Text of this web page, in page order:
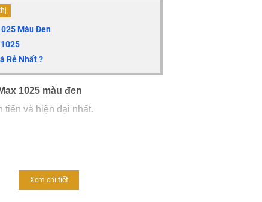
Màu Đen
Rẻ Nhất ?
1025 màu đen
tiến và hiện đại nhất.
nguyên chất chống ăn mòn, rỉ sét, có độ cứng và bền cao.
dễ vệ sinh.
Xem chi tiết